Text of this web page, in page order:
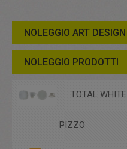
NOLEGGIO ART DESIGN
NOLEGGIO PRODOTTI
TOTAL WHITE
PIZZO